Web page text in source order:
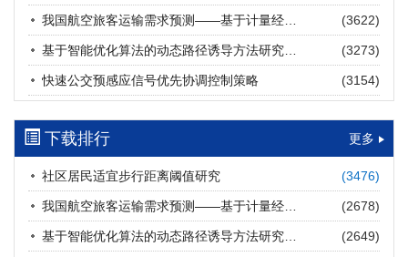
9931.2026.03.014
摘要 (14) HTML(14)
西部陆海新通道氢走廊建设对交通运输领域低碳转型的推动作
用
罗文格, 黄承锋, 关海长
2026, 12(3): 190-201.https://doi.org/10.16503/j.cnki.2095-
9931.2026.03.015
摘要 (24) HTML(23)
交能融合背景下零碳货运走廊利益主体的策略演化与影响因素
张海涛, 姚琛, 唐治豪, 谢明辉, 王元庆
2026, 12(3): 202-216.https://doi.org/10.16503/j.cnki.2095-
9931.2026.03.016
(3622)
(3273)
快速公交预感应信号优先协调控制策略 (3154)
下载排行 更多
社区居民适宜步行距离阈值研究 (3476)
(2678)
(2649)